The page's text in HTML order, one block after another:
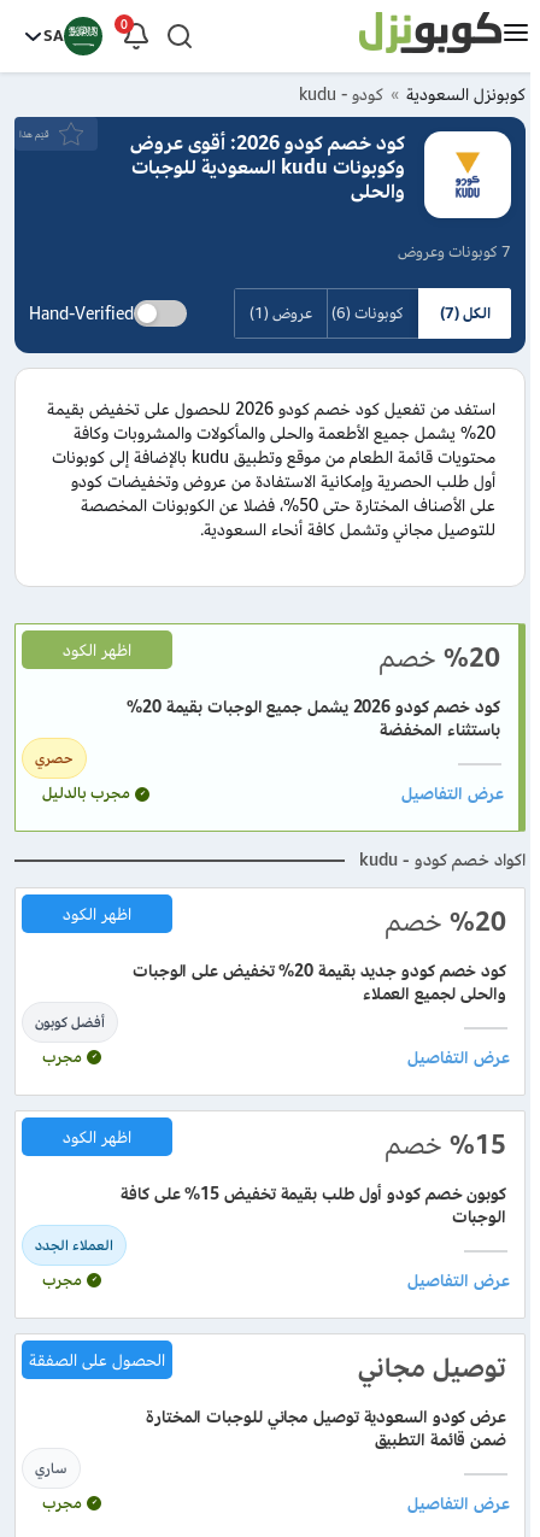
0
SA
كوبونزل السعودية كودو - kudu
كود خصم كودو 2026: أقوى عروض
وكوبونات kudu السعودية للوجبات
والحلى
7 كوبونات وعروض
قيَم هذا
الكل (7) كوبونات (6) عروض (1) Hand-Verified
استفد من تفعيل كود خصم كودو 2026 للحصول على تخفيض بقيمة
20% يشمل جميع الأطعمة والحلى والمأكولات والمشروبات وكافة
محتويات قائمة الطعام من موقع وتطبيق kudu بالإضافة إلى كوبونات
أول طلب الحصرية وإمكانية الاستفادة من عروض وتخفيضات كودو
على الأصناف المختارة حتى 50%، فضلا عن الكوبونات المخصصة
للتوصيل مجاني وتشمل كافة أنحاء السعودية.
%20 خصم
حصري
كود خصم كودو 2026 يشمل جميع الوجبات بقيمة 20%
باستثناء المخفضة
اظهر الكود
مجرب بالدليل
اكواد خصم كودو - kudu
%20 خصم
أفضل كوبون
كود خصم كودو جديد بقيمة 20% تخفيض على الوجبات
والحلى لجميع العملاء
اظهر الكود
مجرب
%15 خصم
العملاء الجدد
كوبون خصم كودو أول طلب بقيمة تخفيض 15% على كافة
الوجبات
اظهر الكود
مجرب
توصيل مجاني
ساري
عرض كودو السعودية توصيل مجاني للوجبات المختارة
ضمن قائمة التطبيق
الحصول على الصفقة
مجرب